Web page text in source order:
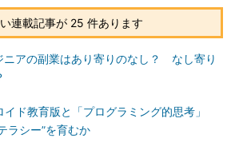
ータをアプリ利用者の同意を得た上で収集
どからの求めに応じて提供するためのシス
ポイント交換サイトでマイレージや電子マ
独自のポイントが付与される。アプリをイ
なデータを提供しているだけでは、IoTデ
貌をすぐに理解することはできないが、デ
う振る舞いがどのようなものであるかは、
連載記事が 25 件あります
ニアの副業はあり寄りのなし？ なし寄り
イド教育版と「プログラミング的思考」
ラシー”を育むか